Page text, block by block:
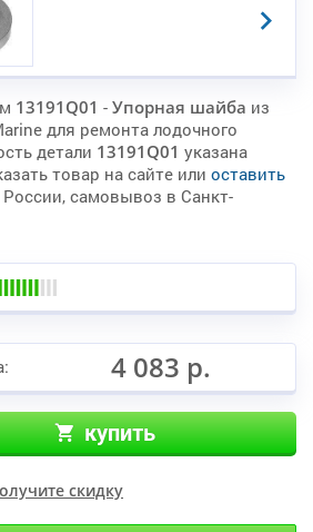
13191Q01 - Упорная шайба из
для ремонта лодочного
детали 13191Q01 указана
товар на сайте или оставить
самовывоз в Санкт-
4 083 р.
купить
скидку